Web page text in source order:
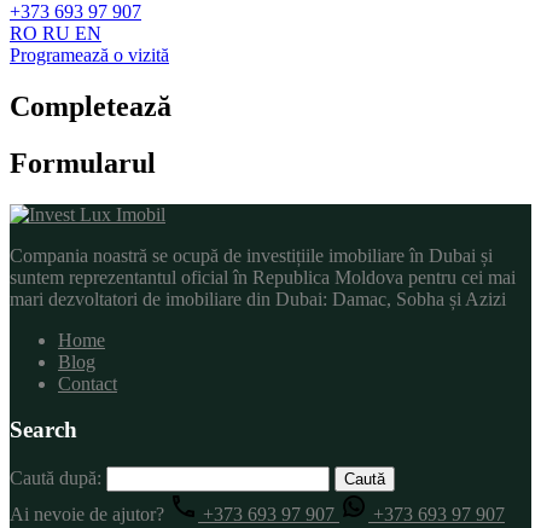
+373 693 97 907
RO RU EN
Programează o vizită
Completează
Formularul
Compania noastră se ocupă de investițiile imobiliare în Dubai și
suntem reprezentantul oficial în Republica Moldova pentru cei mai
mari dezvoltatori de imobiliare din Dubai: Damac, Sobha și Azizi
Home
Blog
Contact
Search
Caută după:
Ai nevoie de ajutor?
+373 693 97 907
+373 693 97 907